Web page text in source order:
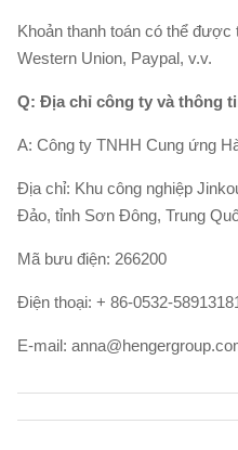
Khoản thanh toán có thể được
Western Union, Paypal, v.v.
Q: Địa chỉ công ty và thông
A: Công ty TNHH Cung ứng
Địa chỉ: Khu công nghiệp
Đảo, tỉnh Sơn Đông, Trung
Mã bưu điện: 266200
Điện thoại: + 86-0532-
E-mail: